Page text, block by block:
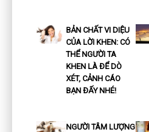
BẢN CHẤT VI DIỆU
CỦA LỜI KHEN: CÓ
THỂ NGƯỜI TA
KHEN LÀ ĐỂ DÒ
XÉT, CẢNH CÁO
BẠN ĐẤY NHÉ!
NGƯỜI TÂM LƯỢNG